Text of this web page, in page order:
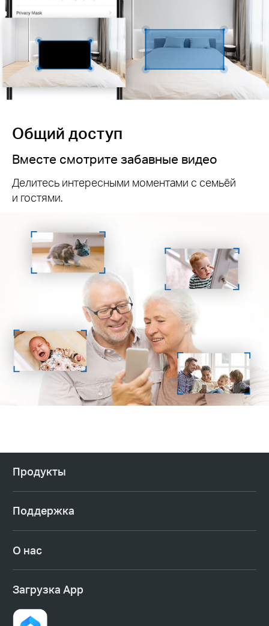
Общий доступ
Вместе смотрите забавные видео
Делитесь интересными моментами с семьёй
и гостями.
Продукты
Поддержка
О нас
Загрузка App